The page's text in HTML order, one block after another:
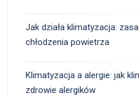
Jak działa klimatyzacja:
chłodzenia powietrza
Klimatyzacja a alergie: jak
zdrowie alergików